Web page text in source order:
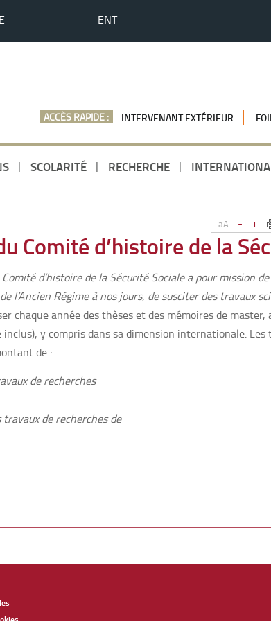
ENT
ACCÈS RAPIDE : INTERVENANT EXTÉRIEUR
SCOLARITÉ RECHERCHE
aA - +
Comité d’histoire de la
d’histoire de la Sécurité Sociale a pour mission
Régime à nos jours, de susciter des travaux
chaque année des thèses et des mémoires de
y compris dans sa dimension internationale.
de :
de recherches
de recherches de